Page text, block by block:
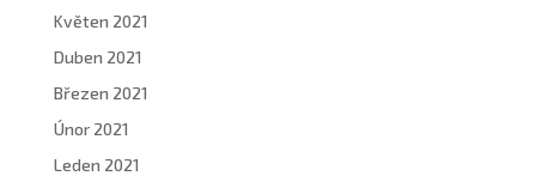
Květen 2021
Duben 2021
Březen 2021
Únor 2021
Leden 2021